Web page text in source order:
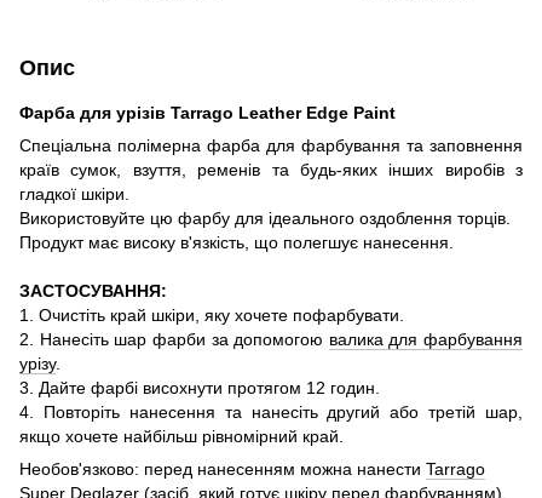
Опис
Фарба для урізів Tarrago Leather Edge Paint
Спеціальна полімерна фарба для фарбування та заповнення
країв сумок, взуття, ременів та будь-яких інших виробів з
гладкої шкіри.
Використовуйте цю фарбу для ідеального оздоблення торців.
Продукт має високу в'язкість, що полегшує нанесення.
ЗАСТОСУВАННЯ:
1. Очистіть край шкіри, яку хочете пофарбувати.
2. Нанесіть шар фарби за допомогою валика для фарбування
урізу.
3. Дайте фарбі висохнути протягом 12 годин.
4. Повторіть нанесення та нанесіть другий або третій шар,
якщо хочете найбільш рівномірний край.
Необов'язково: перед нанесенням можна нанести Tarrago
Super Deglazer (засіб, який готує шкіру перед фарбуванням).